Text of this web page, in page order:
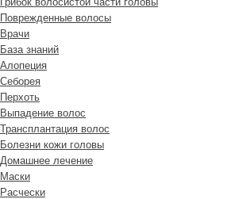
Поврежденные волосы
Врачи
База знаний
Алопеция
Себорея
Перхоть
Выпадение волос
Трансплантация волос
Болезни кожи головы
Домашнее лечение
Маски
Расчески